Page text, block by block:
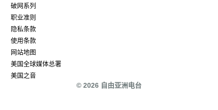
破网系列
职业准则
隐私条款
使用条款
网站地图
美国全球媒体总署
美国之音
© 2026 自由亚洲电台